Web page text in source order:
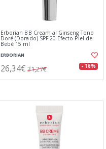
Erborian BB Cream al Ginseng Tono
Doré (Dorado) SPF 20 Efecto Piel de
Bebé 15 ml
ERBORIAN
26,34€ 31,27€ - 16%